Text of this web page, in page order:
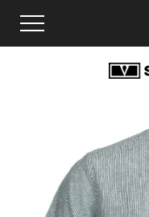
Ändra navigering